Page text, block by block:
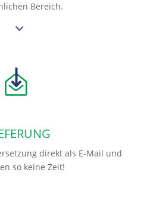
Bereich.
direkt als E-Mail und
so keine Zeit!